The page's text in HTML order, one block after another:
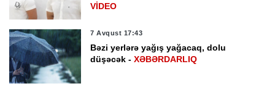
VİDEO
7 Avqust 17:43
Bəzi yerlərə yağış yağacaq, dolu
düşəcək -XƏBƏRDARLIQ